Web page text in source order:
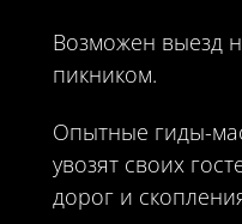
Возможен выезд
пикником.
Опытные гиды-
увозят своих
дорог и